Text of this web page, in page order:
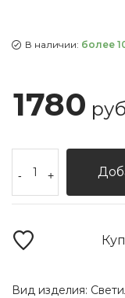
В наличии: более
1780
- +
Вид изделия: